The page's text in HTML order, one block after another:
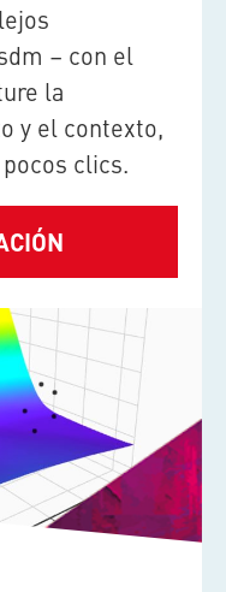
– con el
la
y el contexto,
clics.